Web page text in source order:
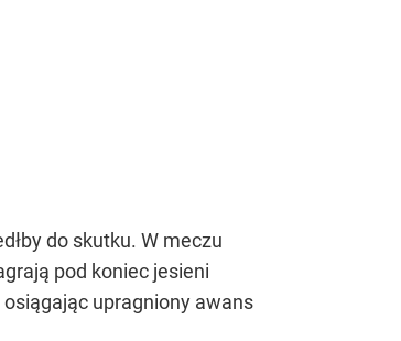
do skutku. W meczu
pod koniec jesieni
upragniony awans